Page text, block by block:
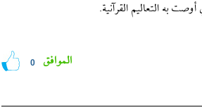
به التعاليم القرآنية.
0 الموافق